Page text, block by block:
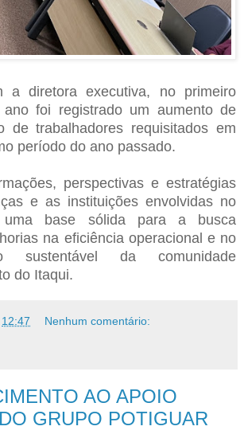
a diretora executiva, no primeiro
ano foi registrado um aumento de
de trabalhadores requisitados em
período do ano passado.
perspectivas e estratégias
e as instituições envolvidas no
uma base sólida para a busca
na eficiência operacional e no
sustentável da comunidade
do Itaqui.
12:47 Nenhum comentário:
AO APOIO
GRUPO POTIGUAR